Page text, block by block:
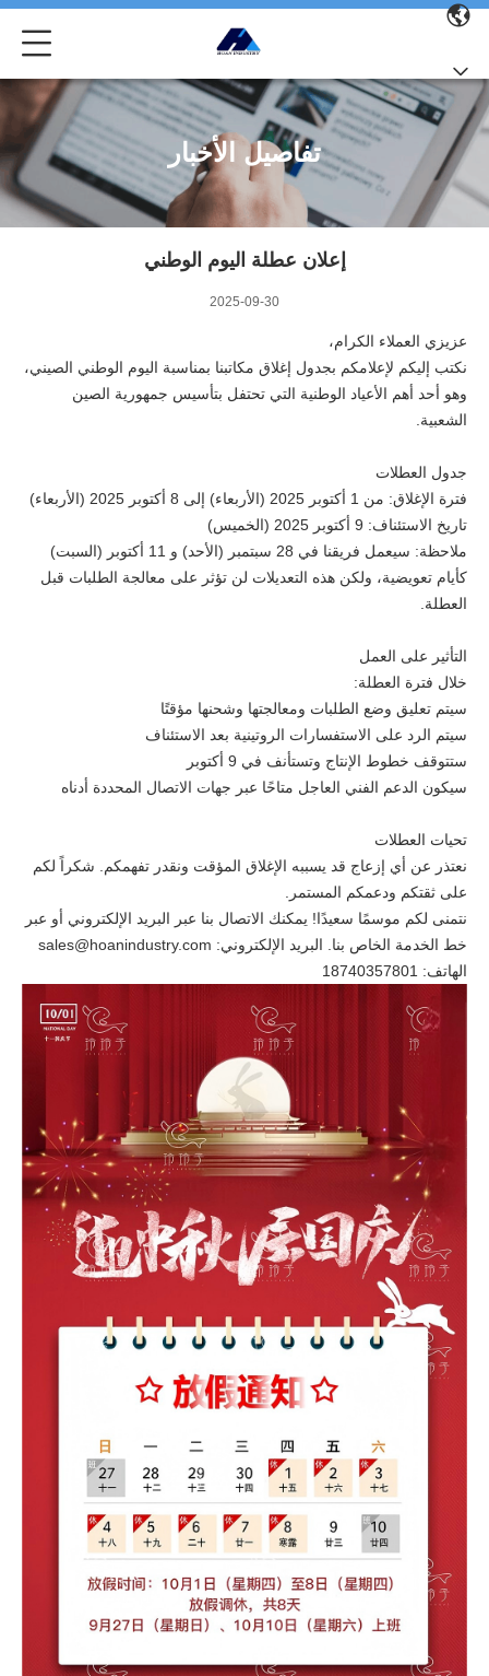
تفاصيل الأخبار
إعلان عطلة اليوم الوطني
2025-09-30
عزيزي العملاء الكرام،
نكتب إليكم لإعلامكم بجدول إغلاق مكاتبنا بمناسبة اليوم الوطني الصيني،
وهو أحد أهم الأعياد الوطنية التي تحتفل بتأسيس جمهورية الصين
الشعبية.
جدول العطلات
فترة الإغلاق: من 1 أكتوبر 2025 (الأربعاء) إلى 8 أكتوبر 2025 (الأربعاء)
تاريخ الاستئناف: 9 أكتوبر 2025 (الخميس)
ملاحظة: سيعمل فريقنا في 28 سبتمبر (الأحد) و 11 أكتوبر (السبت)
كأيام تعويضية، ولكن هذه التعديلات لن تؤثر على معالجة الطلبات قبل
العطلة.
التأثير على العمل
خلال فترة العطلة:
سيتم تعليق وضع الطلبات ومعالجتها وشحنها مؤقتًا
سيتم الرد على الاستفسارات الروتينية بعد الاستئناف
ستتوقف خطوط الإنتاج وتستأنف في 9 أكتوبر
سيكون الدعم الفني العاجل متاحًا عبر جهات الاتصال المحددة أدناه
تحيات العطلات
نعتذر عن أي إزعاج قد يسببه الإغلاق المؤقت ونقدر تفهمكم. شكراً لكم
على ثقتكم ودعمكم المستمر.
نتمنى لكم موسمًا سعيدًا! يمكنك الاتصال بنا عبر البريد الإلكتروني أو عبر
خط الخدمة الخاص بنا. البريد الإلكتروني: sales@hoanindustry.com
الهاتف: 18740357801